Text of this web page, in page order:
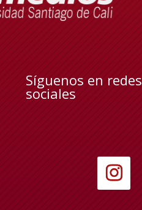
Síguenos en redes
sociales